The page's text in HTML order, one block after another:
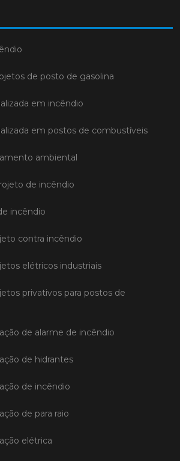
de posto de gasolina
em incêndio
em postos de combustíveis
ambiental
de incêndio
incêndio
contra incêndio
elétricos industriais
privativos para postos de
de alarme de incêndio
de hidrantes
de incêndio
de para raio
elétrica